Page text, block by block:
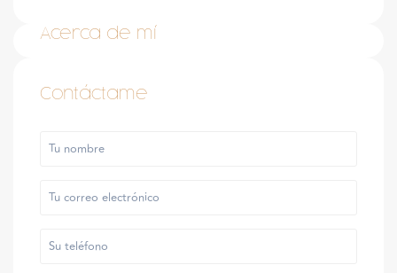
Acerca de mí
Contáctame